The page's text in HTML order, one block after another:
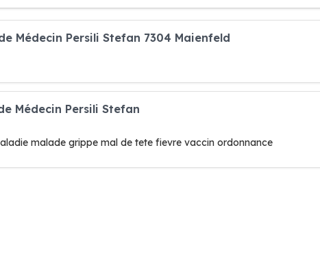
Médecin Persili Stefan 7304 Maienfeld
Médecin Persili Stefan
malade grippe mal de tete fievre vaccin ordonnance